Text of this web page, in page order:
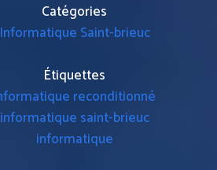
Catégories
Informatique Saint-brieuc
Étiquettes
reconditionné
informatique saint-brieuc
informatique